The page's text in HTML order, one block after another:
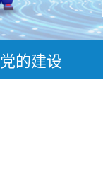
党的建设